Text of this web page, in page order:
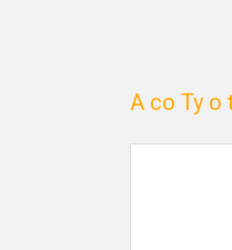
A co Ty o